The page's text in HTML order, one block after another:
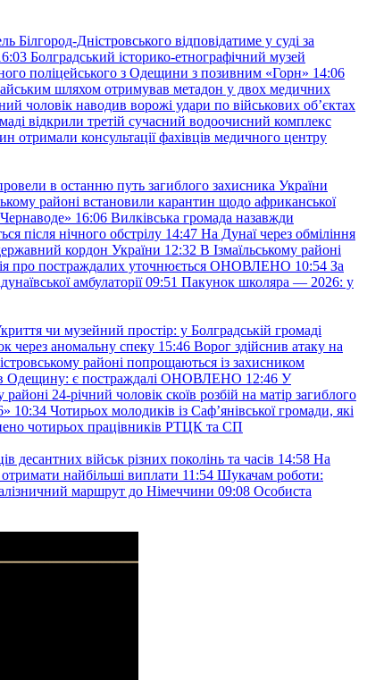
Білгород-Дністровського відповідатиме у суді за
Болградський історико-етнографічний музей
поліцейського з Одещини з позивним «Горн» 14:06
шляхом отримував метадон у двох медичних
чоловік наводив ворожі удари по військових обʼєктах
відкрили третій сучасний водоочисний комплекс
отримали консультації фахівців медичного центру
в останню путь загиблого захисника України
районі встановили карантин щодо африканської
16:06 Вилківська громада назавжди
після нічного обстрілу 14:47 На Дунаї через обміління
кордон України 12:32 В Ізмаїльському районі
про постраждалих уточнюється ОНОВЛЕНО 10:54 За
амбулаторії 09:51 Пакунок школяра — 2026: у
чи музейний простір: у Болградській громаді
через аномальну спеку 15:46 Ворог здійснив атаку на
районі попрощаються із захисником
Одещину: є постраждалі ОНОВЛЕНО 12:46 У
24-річний чоловік скоїв розбій на матір загиблого
10:34 Чотирьох молодиків із Саф’янівської громади, які
чотирьох працівників РТЦК та СП
десантних військ різних поколінь та часів 14:58 На
отримати найбільші виплати 11:54 Шукачам роботи:
маршрут до Німеччини 09:08 Особиста